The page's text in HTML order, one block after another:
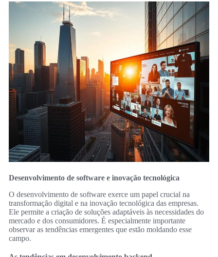
Desenvolvimento de software e inovação tecnológica
O desenvolvimento de software exerce um papel crucial na
transformação digital e na inovação tecnológica das empresas.
Ele permite a criação de soluções adaptáveis às necessidades do
mercado e dos consumidores. É especialmente importante
observar as tendências emergentes que estão moldando esse
campo.